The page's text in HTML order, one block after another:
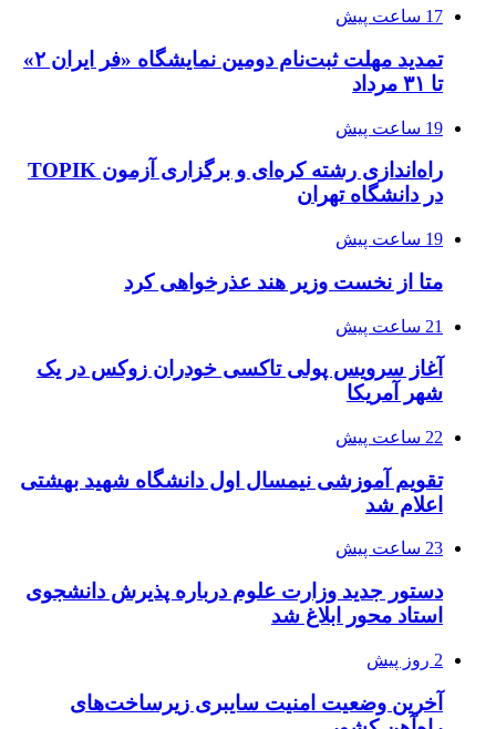
17 ساعت پیش
تمدید مهلت ثبت‌نام دومین نمایشگاه «فر ایران ۲»
تا ۳۱ مرداد
19 ساعت پیش
راه‌اندازی رشته کره‌ای و برگزاری آزمون TOPIK
در دانشگاه تهران
19 ساعت پیش
متا از نخست وزیر هند عذرخواهی کرد
21 ساعت پیش
آغاز سرویس پولی تاکسی خودران زوکس در یک
شهر آمریکا
22 ساعت پیش
تقویم آموزشی نیمسال اول دانشگاه شهید بهشتی
اعلام شد
23 ساعت پیش
دستور جدید وزارت علوم درباره پذیرش دانشجوی
استاد محور ابلاغ شد
2 روز پیش
آخرین وضعیت امنیت سایبری زیرساخت‌های